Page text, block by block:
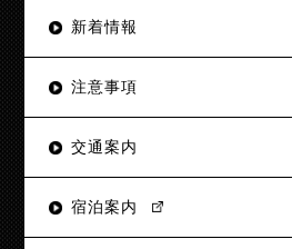
新着情報
注意事項
交通案内
宿泊案内